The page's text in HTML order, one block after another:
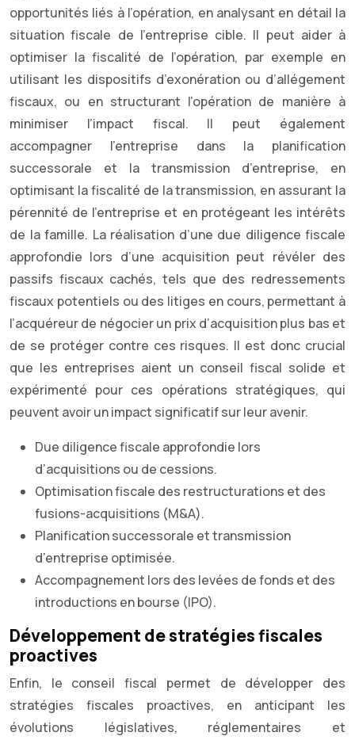
opportunités liés à l’opération, en analysant en détail la
situation fiscale de l’entreprise cible. Il peut aider à
optimiser la fiscalité de l’opération, par exemple en
utilisant les dispositifs d’exonération ou d’allégement
fiscaux, ou en structurant l’opération de manière à
minimiser l’impact fiscal. Il peut également
accompagner l’entreprise dans la planification
successorale et la transmission d’entreprise, en
optimisant la fiscalité de la transmission, en assurant la
pérennité de l’entreprise et en protégeant les intérêts
de la famille. La réalisation d’une due diligence fiscale
approfondie lors d’une acquisition peut révéler des
passifs fiscaux cachés, tels que des redressements
fiscaux potentiels ou des litiges en cours, permettant à
l’acquéreur de négocier un prix d’acquisition plus bas et
de se protéger contre ces risques. Il est donc crucial
que les entreprises aient un conseil fiscal solide et
expérimenté pour ces opérations stratégiques, qui
peuvent avoir un impact significatif sur leur avenir.
Due diligence fiscale approfondie lors
d’acquisitions ou de cessions.
Optimisation fiscale des restructurations et des
fusions-acquisitions (M&A).
Planification successorale et transmission
d’entreprise optimisée.
Accompagnement lors des levées de fonds et des
introductions en bourse (IPO).
Développement de stratégies fiscales
proactives
Enfin, le conseil fiscal permet de développer des
stratégies fiscales proactives, en anticipant les
évolutions législatives, réglementaires et